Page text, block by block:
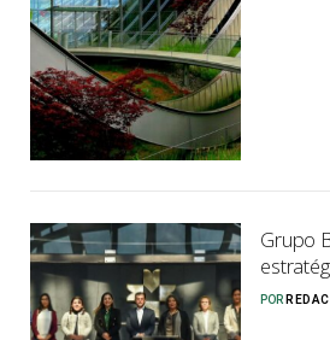
Grupo
POR